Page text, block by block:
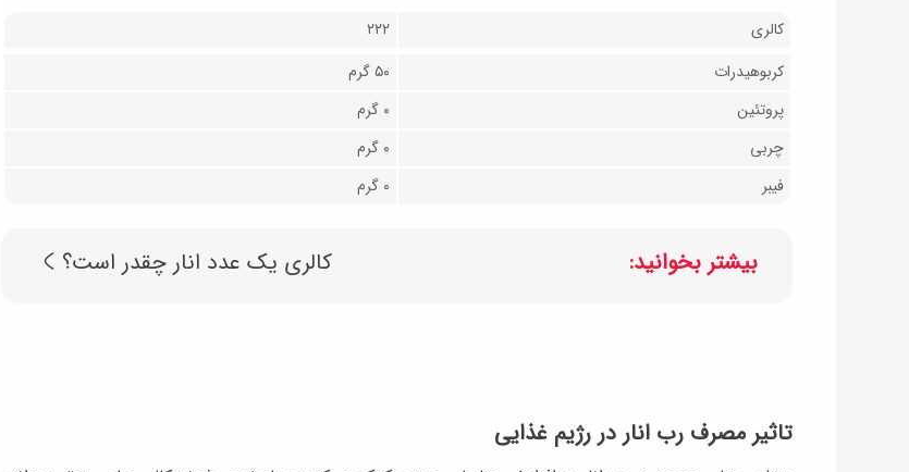
کالری
۲۲۲
کربوهیدرات
۵۰ گرم
پروتئین
۰ گرم
چربی
۰ گرم
فیبر
۰ گرم
بیشتر بخوانید: کالری یک عدد انار چقدر است؟
تاثیر مصرف رب انار در رژیم غذایی